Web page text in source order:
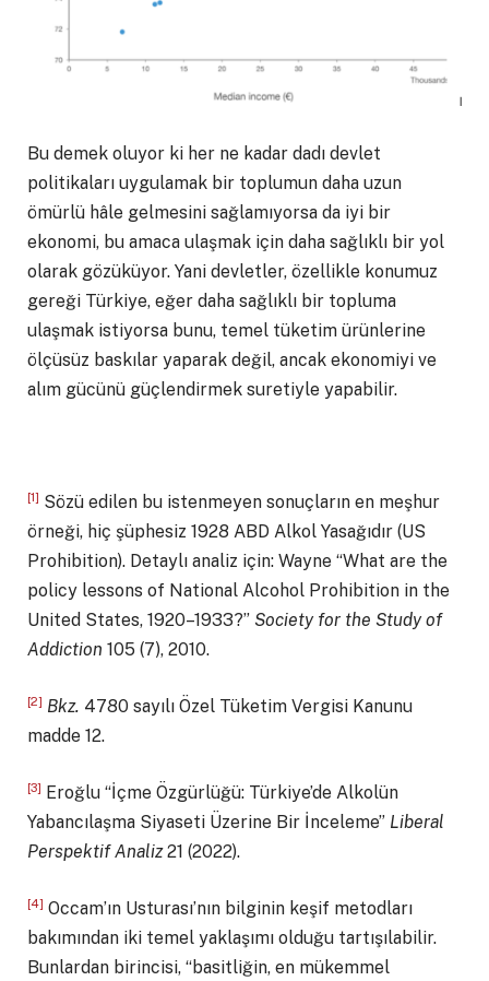
Bu demek oluyor ki her ne kadar dadı devlet
politikaları uygulamak bir toplumun daha uzun
ömürlü hâle gelmesini sağlamıyorsa da iyi bir
ekonomi, bu amaca ulaşmak için daha sağlıklı bir yol
olarak gözüküyor. Yani devletler, özellikle konumuz
gereği Türkiye, eğer daha sağlıklı bir topluma
ulaşmak istiyorsa bunu, temel tüketim ürünlerine
ölçüsüz baskılar yaparak değil, ancak ekonomiyi ve
alım gücünü güçlendirmek suretiyle yapabilir.
[1] Sözü edilen bu istenmeyen sonuçların en meşhur
örneği, hiç şüphesiz 1928 ABD Alkol Yasağıdır (US
Prohibition). Detaylı analiz için: Wayne “What are the
policy lessons of National Alcohol Prohibition in the
United States, 1920–1933?” Society for the Study of
Addiction 105 (7), 2010.
[2] Bkz. 4780 sayılı Özel Tüketim Vergisi Kanunu
madde 12.
[3] Eroğlu “İçme Özgürlüğü: Türkiye’de Alkolün
Yabancılaşma Siyaseti Üzerine Bir İnceleme” Liberal
Perspektif Analiz21 (2022).
[4] Occam’ın Usturası’nın bilginin keşif metodları
bakımından iki temel yaklaşımı olduğu tartışılabilir.
Bunlardan birincisi, “basitliğin, en mükemmel